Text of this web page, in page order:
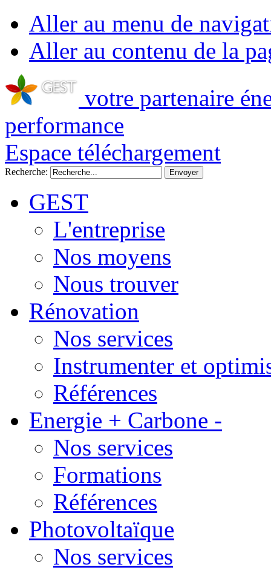
Aller au menu de
Aller au contenu de la
votre partenaire
performance
Espace téléchargement
Recherche:
GEST
L'entreprise
Nos moyens
Nous trouver
Rénovation
Nos services
Instrumenter et
Références
Energie + Carbone -
Nos services
Formations
Références
Photovoltaïque
Nos services